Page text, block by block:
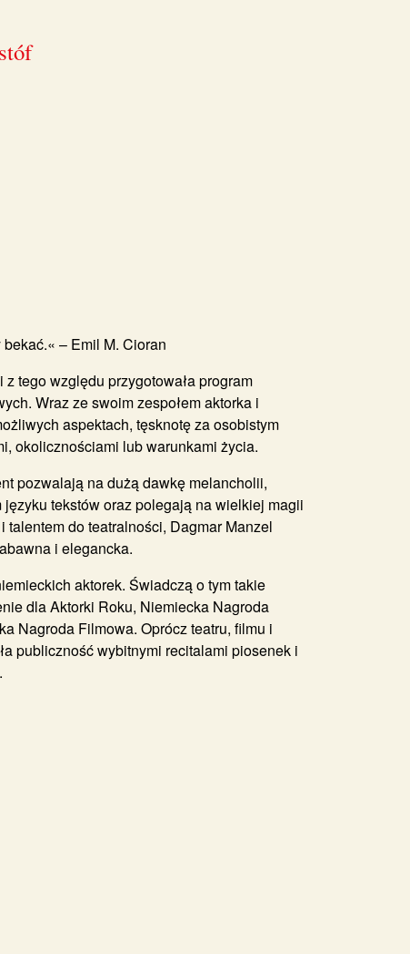
– Emil M. Cioran
tego względu przygotowała program
Wraz ze swoim zespołem aktorka i
aspektach, tęsknotę za osobistym
okolicznościami lub warunkami życia.
pozwalają na dużą dawkę melancholii,
tekstów oraz polegają na wielkiej magii
talentem do teatralności, Dagmar Manzel
i elegancka.
aktorek. Świadczą o tym takie
dla Aktorki Roku, Niemiecka Nagroda
Nagroda Filmowa. Oprócz teatru, filmu i
publiczność wybitnymi recitalami piosenek i